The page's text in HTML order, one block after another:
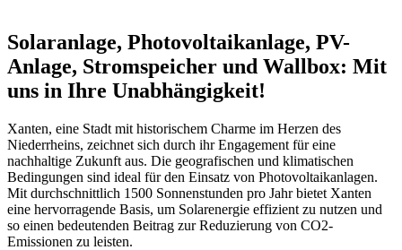
Solaranlage, Photovoltaikanlage, PV-
Anlage, Stromspeicher und Wallbox: Mit
uns in Ihre Unabhängigkeit!
Xanten, eine Stadt mit historischem Charme im Herzen des
Niederrheins, zeichnet sich durch ihr Engagement für eine
nachhaltige Zukunft aus. Die geografischen und klimatischen
Bedingungen sind ideal für den Einsatz von Photovoltaikanlagen.
Mit durchschnittlich 1500 Sonnenstunden pro Jahr bietet Xanten
eine hervorragende Basis, um Solarenergie effizient zu nutzen und
so einen bedeutenden Beitrag zur Reduzierung von CO2-
Emissionen zu leisten.